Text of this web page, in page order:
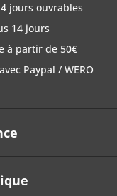
jours ouvrables
14 jours
à partir de 50€
Paypal / WERO